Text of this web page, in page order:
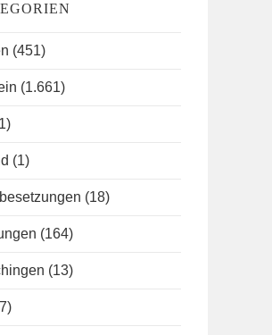
(451)
(1.661)
(1)
(18)
(164)
(13)